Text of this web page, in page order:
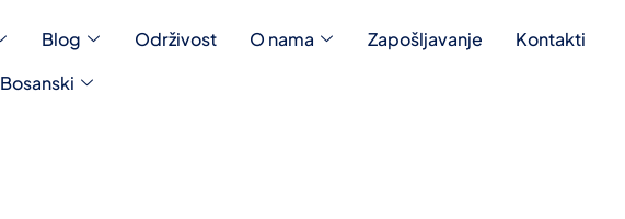
Blog Održivost O nama Zapošljavanje
Kontakti
Bosanski